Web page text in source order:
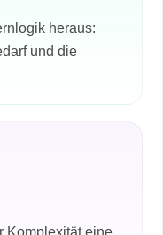
heraus:
und die
Komplexität eine